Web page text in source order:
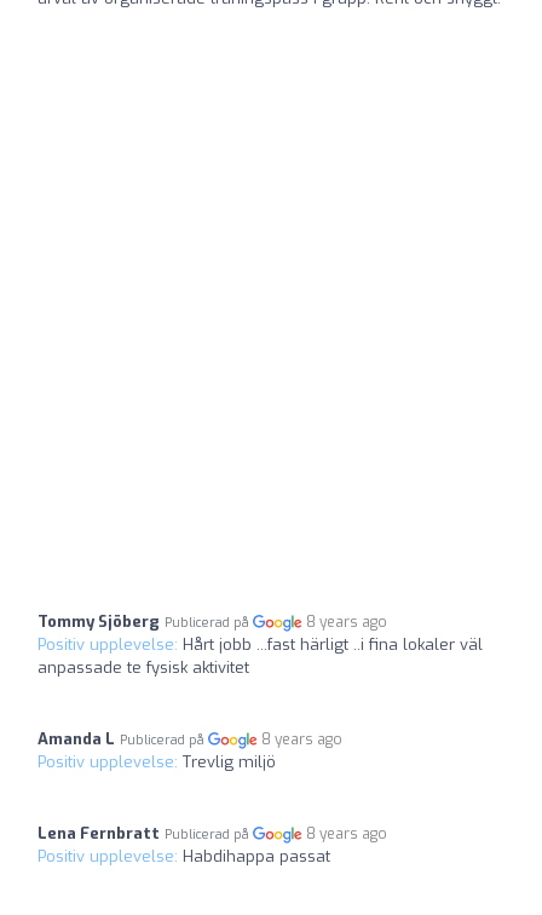
Tommy Sjöberg Publicerad på 8 years ago
Positiv upplevelse: Hårt jobb ...fast härligt ..i fina lokaler väl
anpassade te fysisk aktivitet
Amanda L Publicerad på 8 years ago
Positiv upplevelse: Trevlig miljö
Lena Fernbratt Publicerad på 8 years ago
Positiv upplevelse: Habdihappa passat